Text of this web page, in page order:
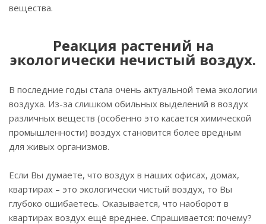
вещества.
Реакция растений на
экологически нечистый воздух.
В последние годы стала очень актуальной тема экологии
воздуха. Из-за слишком обильных выделений в воздух
различных веществ (особенно это касается химической
промышленности) воздух становится более вредным
для живых организмов.
Если Вы думаете, что воздух в наших офисах, домах,
квартирах – это экологически чистый воздух, то Вы
глубоко ошибаетесь. Оказывается, что наоборот в
квартирах воздух ещё вреднее. Спрашивается: почему?